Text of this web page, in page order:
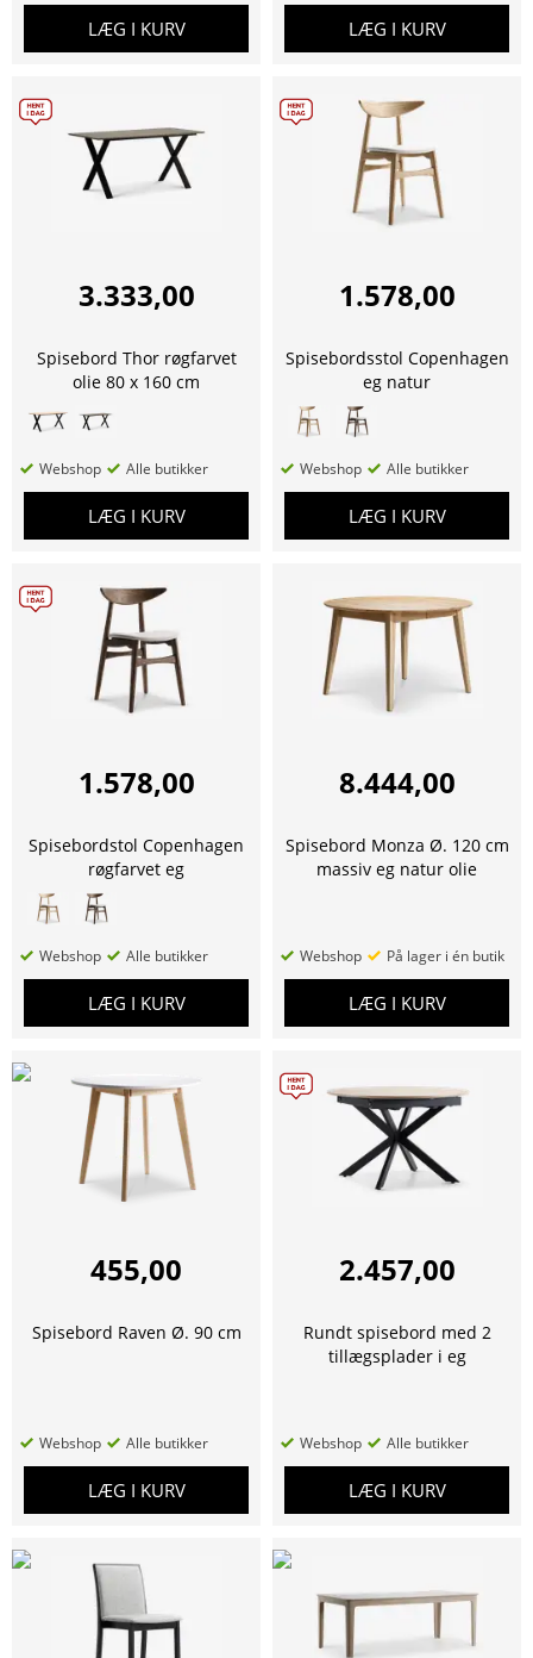
LÆG I KURV LÆG I KURV
3.333,00
Spisebord Thor røgfarvet
olie 80 x 160 cm
Webshop Alle butikker
LÆG I KURV
1.578,00
Spisebordsstol Copenhagen
eg natur
Webshop Alle butikker
LÆG I KURV
1.578,00
Spisebordstol Copenhagen
røgfarvet eg
Webshop Alle butikker
LÆG I KURV
8.444,00
Spisebord Monza Ø. 120 cm
massiv eg natur olie
Webshop På lager i én butik
LÆG I KURV
455,00
Spisebord Raven Ø. 90 cm
Webshop Alle butikker
LÆG I KURV
2.457,00
Rundt spisebord med 2
tillægsplader i eg
Webshop Alle butikker
LÆG I KURV